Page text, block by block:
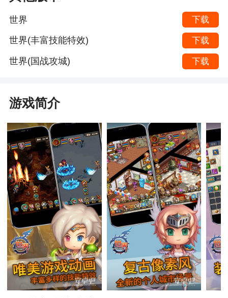
世界 下载
世界(丰富技能特效) 下载
世界(国战攻城) 下载
游戏简介